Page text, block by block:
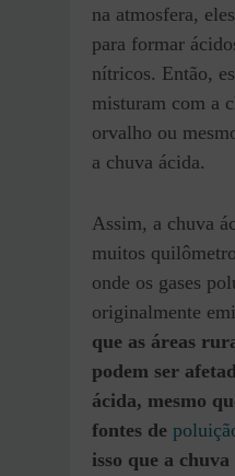
na atmosfera,
para formar
nítricos. Então,
misturam com a
orvalho ou
a chuva ácida.
Assim, a chuva
muitos
onde os gases
originalmente
que as áreas
podem ser
ácida, mesmo
fontes de
isso que a chuva